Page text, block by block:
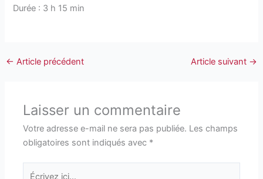
Durée : 3 h 15 min
← Article précédent Article suivant →
Laisser un commentaire
Votre adresse e-mail ne sera pas publiée. Les champs
obligatoires sont indiqués avec *
Écrivez